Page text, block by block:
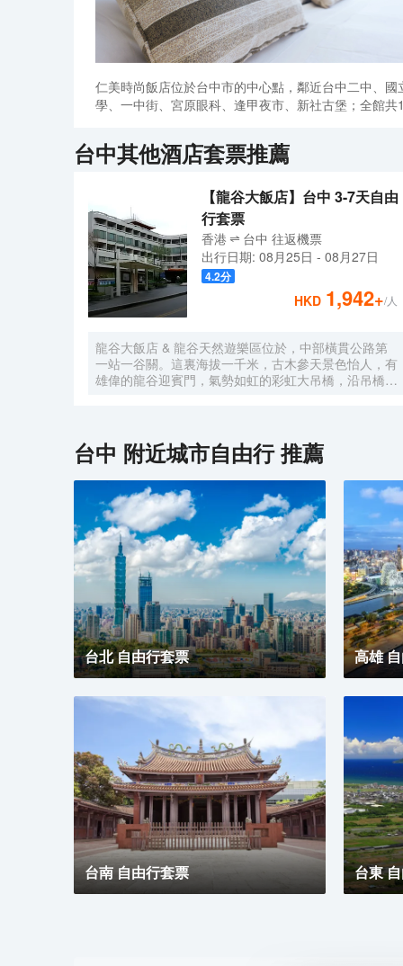
仁美時尚飯店位於台中市的中心點，鄰近台中二中、
學、一中街、宮原眼科、逢甲夜市、新社古堡；全館
台中其他酒店套票推薦
【龍谷大飯店】台中 3-7天自由
行套票
香港 台中 往返機票
出行日期: 08月25日 - 08月27日
4.2分
HKD 1,942+/人
龍谷大飯店 & 龍谷天然遊樂區位於，中部橫貫公路第
一站一谷關。這裏海拔一千米，古木參天景色怡人，有
雄偉的龍谷迎賓門，氣勢如虹的彩虹大吊橋，沿吊橋而
台中 附近城市自由行 推薦
台北 自由行套票 高雄
台南 自由行套票 台東